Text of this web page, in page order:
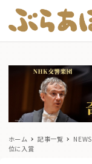
ホーム 記事一覧 NEWS
位に入賞